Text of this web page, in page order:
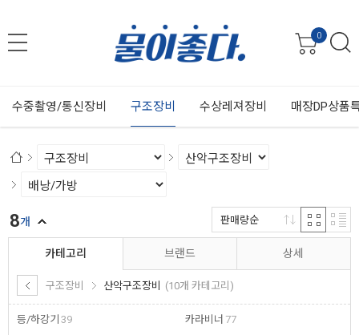
0
수중촬영/통신장비 구조장비 수상레져장비 매장DP상품
카테고리
구조장비 산악구조장비 (10개 카테고리)
등/하강기 39
카라비너 77
브랜드 상세
8개 판매량순